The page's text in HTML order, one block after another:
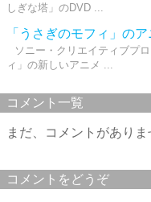
しぎな塔」のDVD ...
「うさぎのモフィ」の
ソニー・クリエイティブプ
ィ」の新しいアニメ ...
コメント一覧
まだ、コメントがありま
コメントをどうぞ